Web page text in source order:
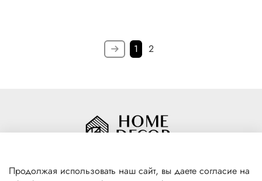
1 2
Продолжая использовать наш сайт, вы даете согласие на